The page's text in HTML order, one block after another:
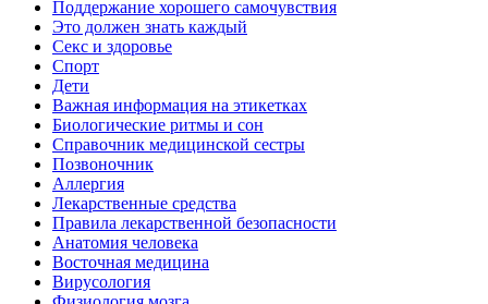
Поддержание хорошего самочувствия
Это должен знать каждый
Секс и здоровье
Спорт
Дети
Важная информация на этикетках
Биологические ритмы и сон
Справочник медицинской сестры
Позвоночник
Аллергия
Лекарственные средства
Правила лекарственной безопасности
Aнатомия человека
Восточная медицина
Вирусология